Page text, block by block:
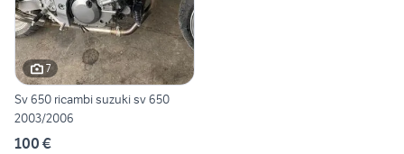
7
Sv 650 ricambi suzuki sv 650
2003/2006
100 €